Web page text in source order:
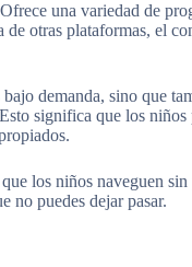
una variedad de
otras plataformas, el
demanda, sino que
significa que los
los niños naveguen
no puedes dejar pasar.